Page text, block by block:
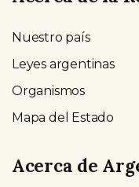
Nuestro país
Leyes argentinas
Organismos
Mapa del Estado
Acerca de